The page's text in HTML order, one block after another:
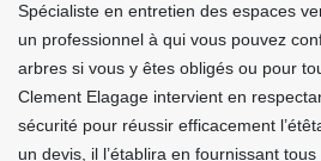
Spécialiste en entretien des espaces
un professionnel à qui vous pouvez
arbres si vous y êtes obligés ou pour
Clement Elagage intervient en
sécurité pour réussir efficacement
un devis, il l’établira en fournissant